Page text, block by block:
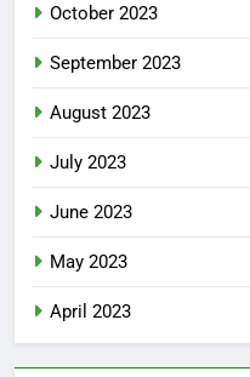
October 2023
September 2023
August 2023
July 2023
June 2023
May 2023
April 2023